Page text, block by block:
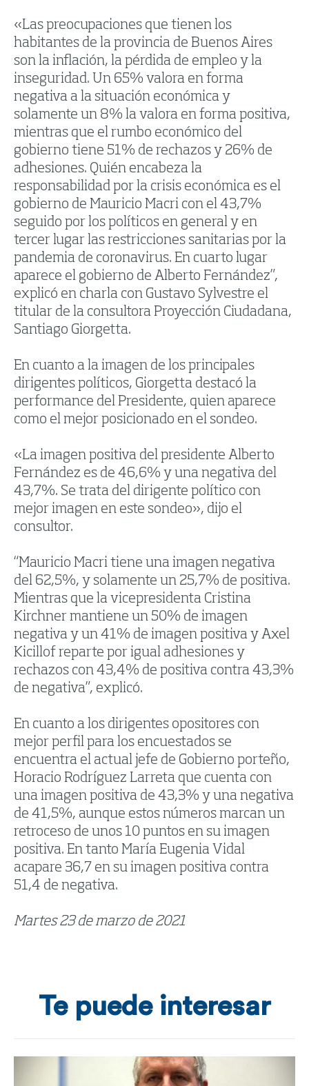
«Las preocupaciones que tienen los
habitantes de la provincia de Buenos Aires
son la inflación, la pérdida de empleo y la
inseguridad. Un 65% valora en forma
negativa a la situación económica y
solamente un 8% la valora en forma positiva,
mientras que el rumbo económico del
gobierno tiene 51% de rechazos y 26% de
adhesiones. Quién encabeza la
responsabilidad por la crisis económica es el
gobierno de Mauricio Macri con el 43,7%
seguido por los políticos en general y en
tercer lugar las restricciones sanitarias por la
pandemia de coronavirus. En cuarto lugar
aparece el gobierno de Alberto Fernández”,
explicó en charla con Gustavo Sylvestre el
titular de la consultora Proyección Ciudadana,
Santiago Giorgetta.
En cuanto a la imagen de los principales
dirigentes políticos, Giorgetta destacó la
performance del Presidente, quien aparece
como el mejor posicionado en el sondeo.
«La imagen positiva del presidente Alberto
Fernández es de 46,6% y una negativa del
43,7%. Se trata del dirigente político con
mejor imagen en este sondeo», dijo el
consultor.
“Mauricio Macri tiene una imagen negativa
del 62,5%, y solamente un 25,7% de positiva.
Mientras que la vicepresidenta Cristina
Kirchner mantiene un 50% de imagen
negativa y un 41% de imagen positiva y Axel
Kicillof reparte por igual adhesiones y
rechazos con 43,4% de positiva contra 43,3%
de negativa”, explicó.
En cuanto a los dirigentes opositores con
mejor perfil para los encuestados se
encuentra el actual jefe de Gobierno porteño,
Horacio Rodríguez Larreta que cuenta con
una imagen positiva de 43,3% y una negativa
de 41,5%, aunque estos números marcan un
retroceso de unos 10 puntos en su imagen
positiva. En tanto María Eugenia Vidal
acapare 36,7 en su imagen positiva contra
51,4 de negativa.
Martes 23 de marzo de 2021
Te puede interesar